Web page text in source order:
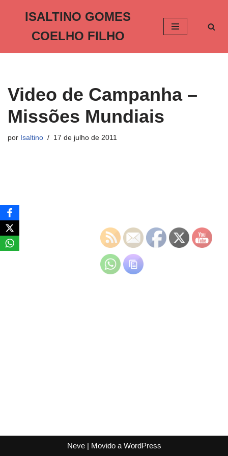
o
ISALTINO GOMES
COELHO FILHO
Video de Campanha –
Missões Mundiais
por Isaltino 17 de julho de 2011
Neve| Movido a WordPress